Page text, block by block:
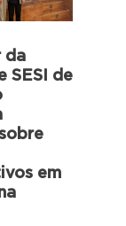
da
SESI de
em